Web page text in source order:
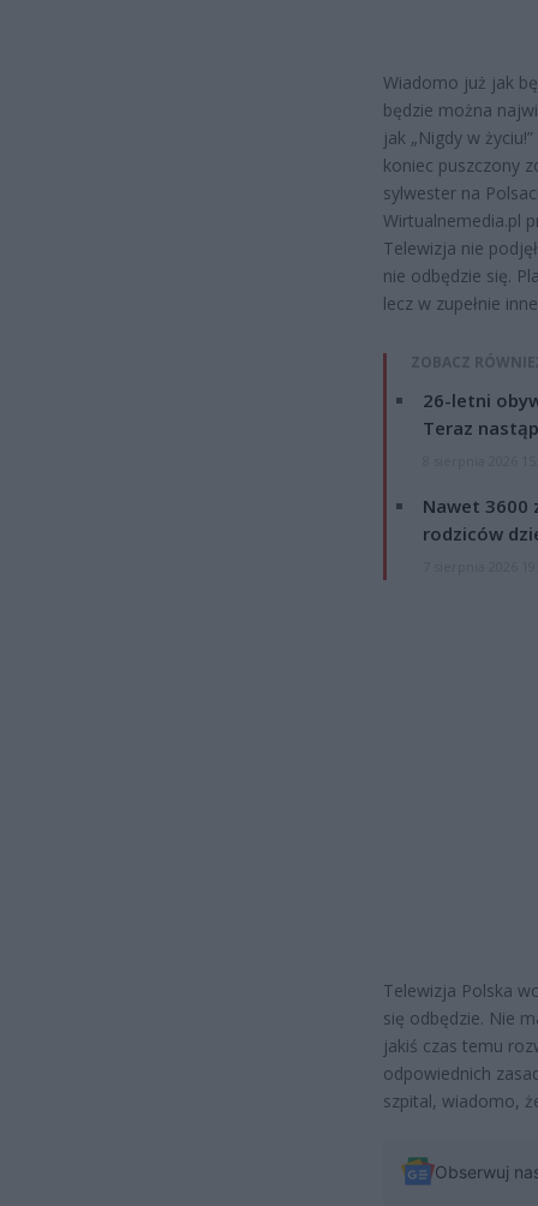
Wiadomo już jak
będzie można
jak „Nigdy w
koniec puszczony
sylwester na
Wirtualnemedia.pl
Telewizja nie
nie odbędzie się.
lecz w zupełnie
ZOBACZ
26-letni
Teraz
Nawet 3600
rodziców
Telewizja Polska
się odbędzie. Nie
jakiś czas temu
odpowiednich
szpital, wiadomo,
Obserwuj